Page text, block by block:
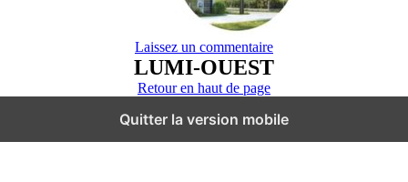
Laissez un commentaire
LUMI-OUEST
Retour en haut de page
Quitter la version mobile